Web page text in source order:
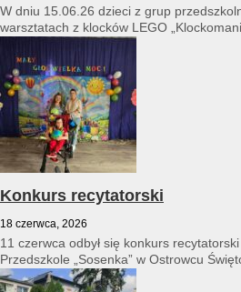
W dniu 15.06.26 dzieci z grup
warsztatach z klocków LEGO
Konkurs recytatorski
18 czerwca, 2026
11 czerwca odbył się konkurs
Przedszkole „Sosenka” w Ostrowcu
przedszkole reprezentował Franciszek